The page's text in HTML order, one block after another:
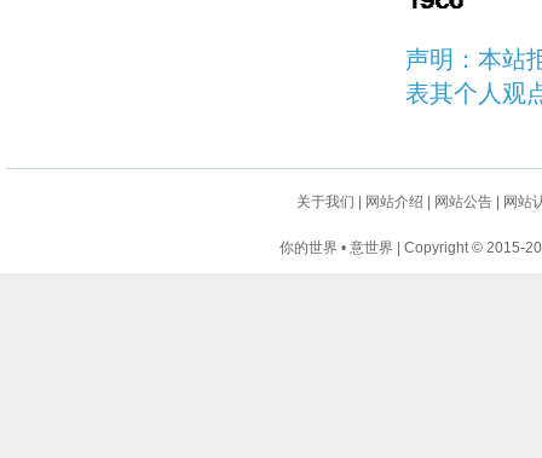
声明：本站
表其个人观
关于我们 网站介绍 网站公告 网站
你的世界 • 意世界 | Copyright © 2015-